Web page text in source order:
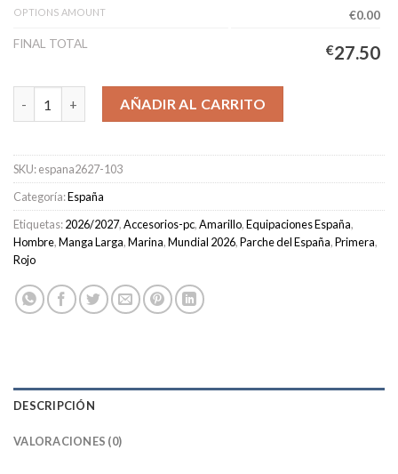
OPTIONS AMOUNT
€0.00
FINAL TOTAL
€27.50
Camiseta España Primera Equipación Hombre 2026/2027
AÑADIR AL CARRITO
SKU:espana2627-103
Categoría:España
Etiquetas:2026/2027,Accesorios-pc,Amarillo,Equipaciones España,
Hombre,Manga Larga,Marina,Mundial 2026,Parche del España,Primera,
Rojo
DESCRIPCIÓN
VALORACIONES (0)